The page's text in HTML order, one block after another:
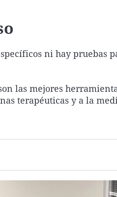
ni hay pruebas
las mejores
terapéuticas y a la